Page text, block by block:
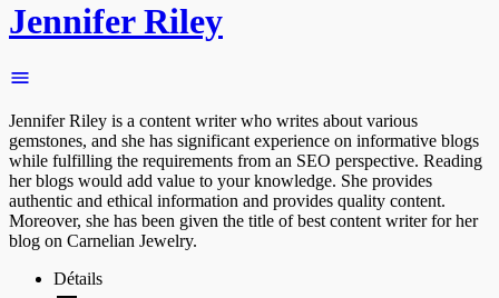
Jennifer Riley
Jennifer Riley is a content writer who writes about various
gemstones, and she has significant experience on informative blogs
while fulfilling the requirements from an SEO perspective. Reading
her blogs would add value to your knowledge. She provides
authentic and ethical information and provides quality content.
Moreover, she has been given the title of best content writer for her
blog on Carnelian Jewelry.
Détails